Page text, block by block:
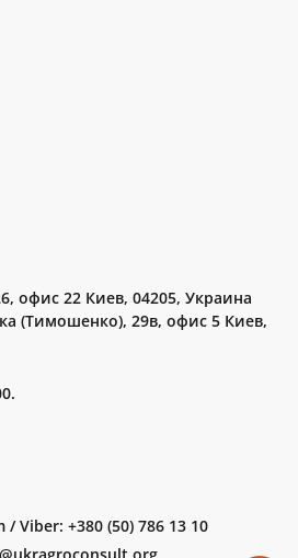
офис 22 Киев, 04205, Украина
(Тимошенко), 29в, офис 5 Киев,
/ Viber: +380 (50) 786 13 10